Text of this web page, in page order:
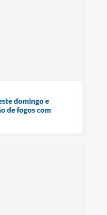
domingo e
de fogos com